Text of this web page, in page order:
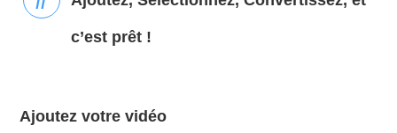
c’est prêt !
Ajoutez votre vidéo